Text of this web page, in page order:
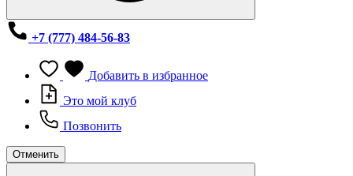
+7 (777) 484-56-83
Добавить в избранное
Это мой клуб
Позвонить
Отменить